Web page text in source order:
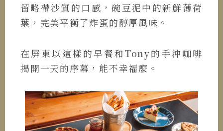
留略帶沙質的口感，碗豆泥中的新鮮薄荷
葉，完美平衡了炸蛋的醇厚風味。
在屏東以這樣的早餐和Tony的手沖咖啡
揭開一天的序幕，能不幸福麼。